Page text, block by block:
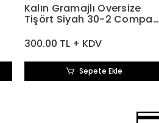
Kalın Gramajlı Oversize
Tişört Siyah 30-2 Compact
300.00 TL + KDV
Sepete Ekle